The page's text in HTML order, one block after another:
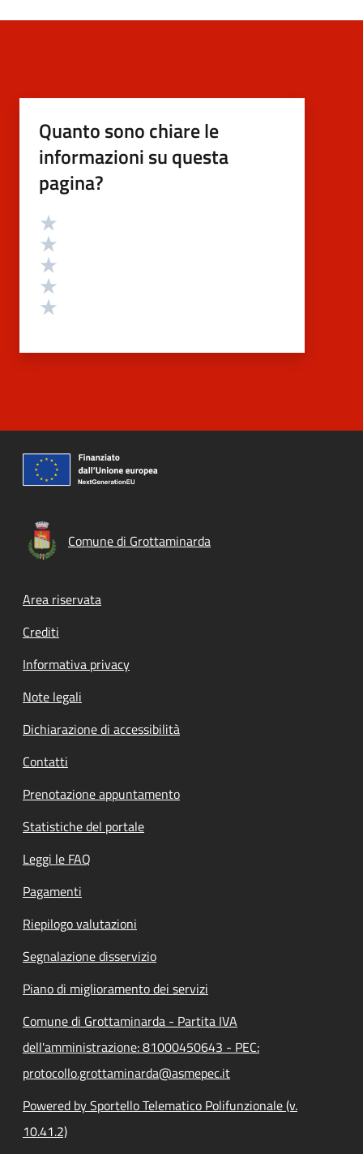
Quanto sono chiare le
informazioni su questa
pagina?
Valutazione
Comune di Grottaminarda
Footer menu
Area riservata
Crediti
Informativa privacy
Note legali
Dichiarazione di accessibilità
Contatti
Prenotazione appuntamento
Statistiche del portale
Leggi le FAQ
Pagamenti
Riepilogo valutazioni
Segnalazione disservizio
Piano di miglioramento dei servizi
Comune di Grottaminarda - Partita IVA
dell'amministrazione: 81000450643 - PEC:
protocollo.grottaminarda@asmepec.it
Powered by Sportello Telematico Polifunzionale (v.
10.41.2)